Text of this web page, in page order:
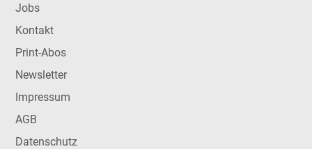
Jobs
Kontakt
Print-Abos
Newsletter
Impressum
AGB
Datenschutz